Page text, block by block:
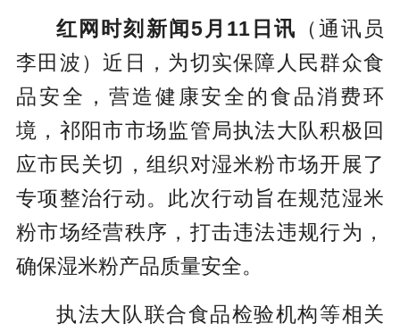
红网时刻新闻5月11日讯 （通讯员
李田波）近日，为切实保障人民群众食
品安全，营造健康安全的食品消费环
境，祁阳市市场监管局执法大队积极回
应市民关切，组织对湿米粉市场开展了
专项整治行动。此次行动旨在规范湿米
粉市场经营秩序，打击违法违规行为，
确保湿米粉产品质量安全。
执法大队联合食品检验机构等相关